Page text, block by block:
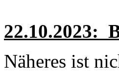
22.10.2023:
Näheres ist